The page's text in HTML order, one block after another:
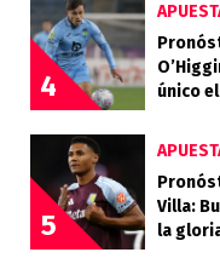
4
único
5
Villa:
la